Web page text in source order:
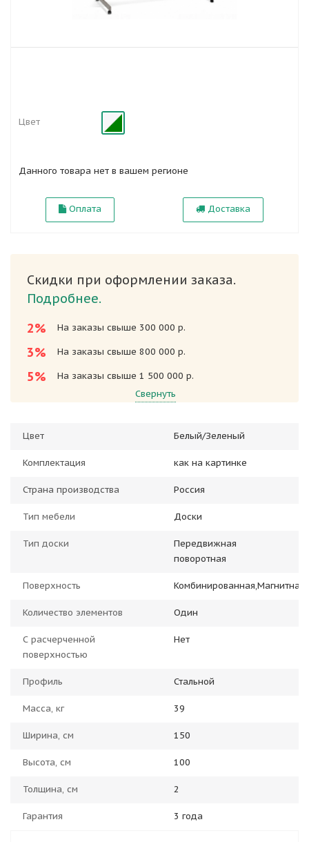
Цвет
Данного товара нет в вашем регионе
Оплата Доставка
Скидки при оформлении заказа.
Подробнее.
2%
На заказы свыше 300 000 р.
3% На заказы свыше 800 000 р.
5%
На заказы свыше 1 500 000 р.
Свернуть
Цвет Белый/Зеленый
Комплектация как на картинке
Страна производства Россия
Тип мебели Доски
Тип доски
Передвижная
поворотная
Поверхность Комбинированная,Магнитная
Количество элементов Один
С расчерченной
поверхностью
Нет
Профиль Стальной
Масса, кг 39
Ширина, см 150
Высота, см 100
Толщина, см 2
Гарантия 3 года